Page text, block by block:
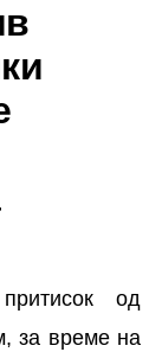
од
за време на